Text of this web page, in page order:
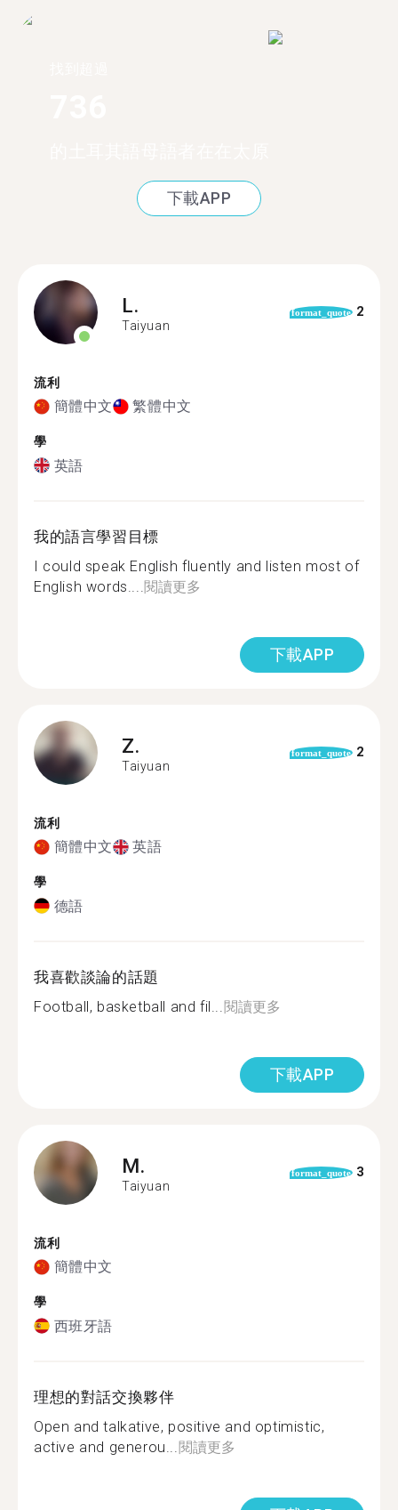
下載APP
L.
Taiyuan
format_quote 2
流利
簡體中文 繁體中文
學
英語
我的語言學習目標
I could speak English fluently and listen most of
English words.... 閱讀更多
下載APP
Z.
Taiyuan
format_quote 2
流利
簡體中文 英語
學
德語
我喜歡談論的話題
Football, basketball and fil... 閱讀更多
下載APP
M.
Taiyuan
format_quote 3
流利
簡體中文
學
西班牙語
理想的對話交換夥伴
Open and talkative, positive and optimistic,
active and generou... 閱讀更多